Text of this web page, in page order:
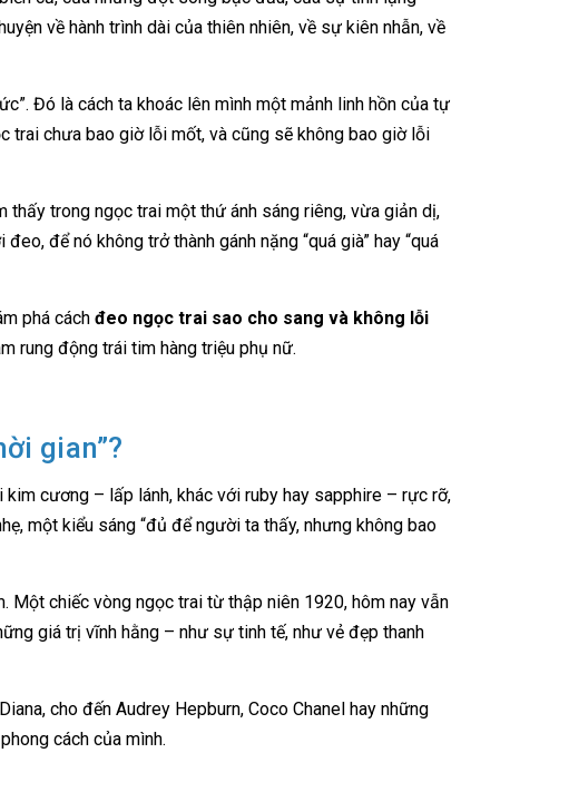
về hành trình dài của thiên nhiên, về sự kiên nhẫn, về
Đó là cách ta khoác lên mình một mảnh linh hồn của tự
trai chưa bao giờ lỗi mốt, và cũng sẽ không bao giờ lỗi
thấy trong ngọc trai một thứ ánh sáng riêng, vừa giản dị,
để nó không trở thành gánh nặng “quá già” hay “quá
phá cách đeo ngọc trai sao cho sang và không lỗi
rung động trái tim hàng triệu phụ nữ.
gian”?
cương – lấp lánh, khác với ruby hay sapphire – rực rỡ,
một kiểu sáng “đủ để người ta thấy, nhưng không bao
Một chiếc vòng ngọc trai từ thập niên 1920, hôm nay vẫn
giá trị vĩnh hằng – như sự tinh tế, như vẻ đẹp thanh
cho đến Audrey Hepburn, Coco Chanel hay những
cách của mình.